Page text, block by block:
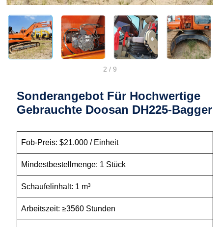
2 / 9
Sonderangebot Für Hochwertige
Gebrauchte Doosan DH225-Bagger
Fob-Preis: $21.000 / Einheit
Mindestbestellmenge: 1 Stück
Schaufelinhalt: 1 m³
Arbeitszeit: ≥3560 Stunden